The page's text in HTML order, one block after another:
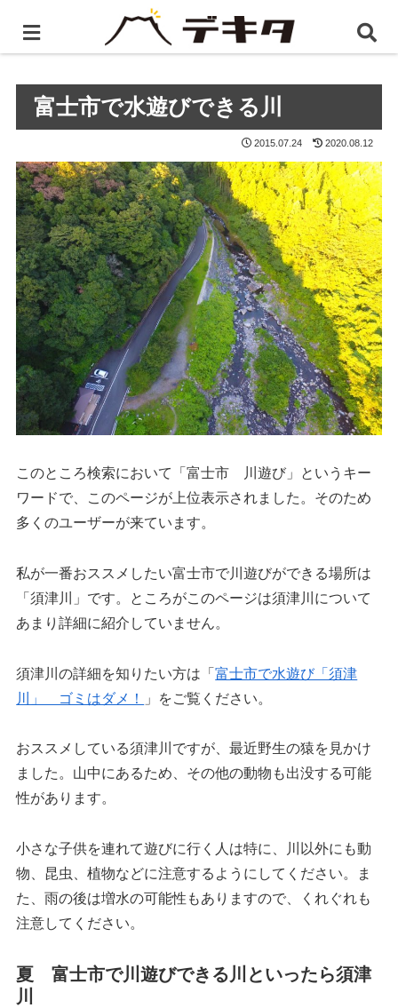
ホーム BLOG 富士市で水遊びできる川
富士市で水遊びできる川
2015.07.24 2020.08.12
このところ検索において「富士市 川遊び」というキー
ワードで、このページが上位表示されました。そのため
多くのユーザーが来ています。
私が一番おススメしたい富士市で川遊びができる場所は
「須津川」です。ところがこのページは須津川について
あまり詳細に紹介していません。
須津川の詳細を知りたい方は「富士市で水遊び「須津
川」 ゴミはダメ！
」をご覧ください。
おススメしている須津川ですが、最近野生の猿を見かけ
ました。山中にあるため、その他の動物も出没する可能
性があります。
小さな子供を連れて遊びに行く人は特に、川以外にも動
物、昆虫、植物などに注意するようにしてください。ま
た、雨の後は増水の可能性もありますので、くれぐれも
注意してください。
夏 富士市で川遊びできる川といったら須津
川